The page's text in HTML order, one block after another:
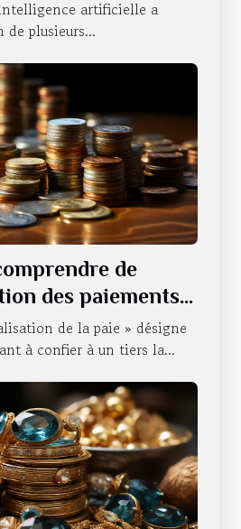
artificielle a
de plusieurs...
de
des paiements
?de la paie » désigne
à confier à un tiers la...